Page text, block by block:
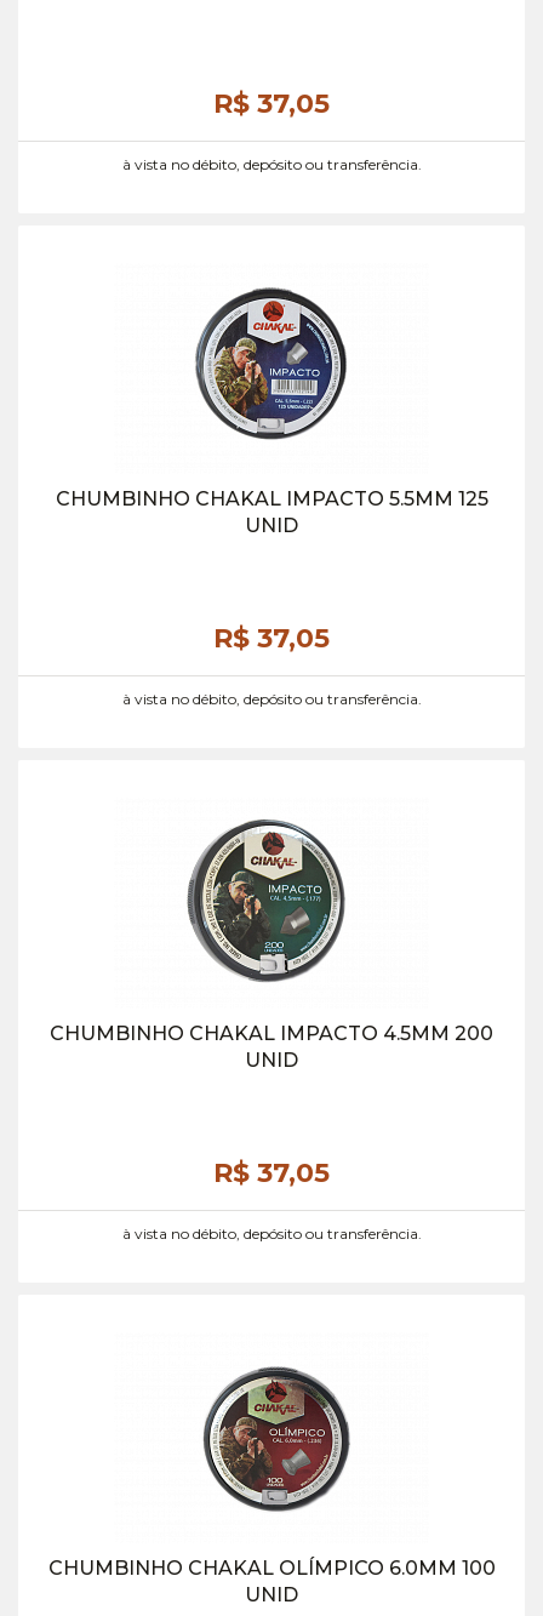
R$ 37,05
à vista no débito, depósito ou transferência.
CHUMBINHO CHAKAL IMPACTO 5.5MM 125
UNID
R$ 37,05
à vista no débito, depósito ou transferência.
CHUMBINHO CHAKAL IMPACTO 4.5MM 200
UNID
R$ 37,05
à vista no débito, depósito ou transferência.
CHUMBINHO CHAKAL OLÍMPICO 6.0MM 100
UNID